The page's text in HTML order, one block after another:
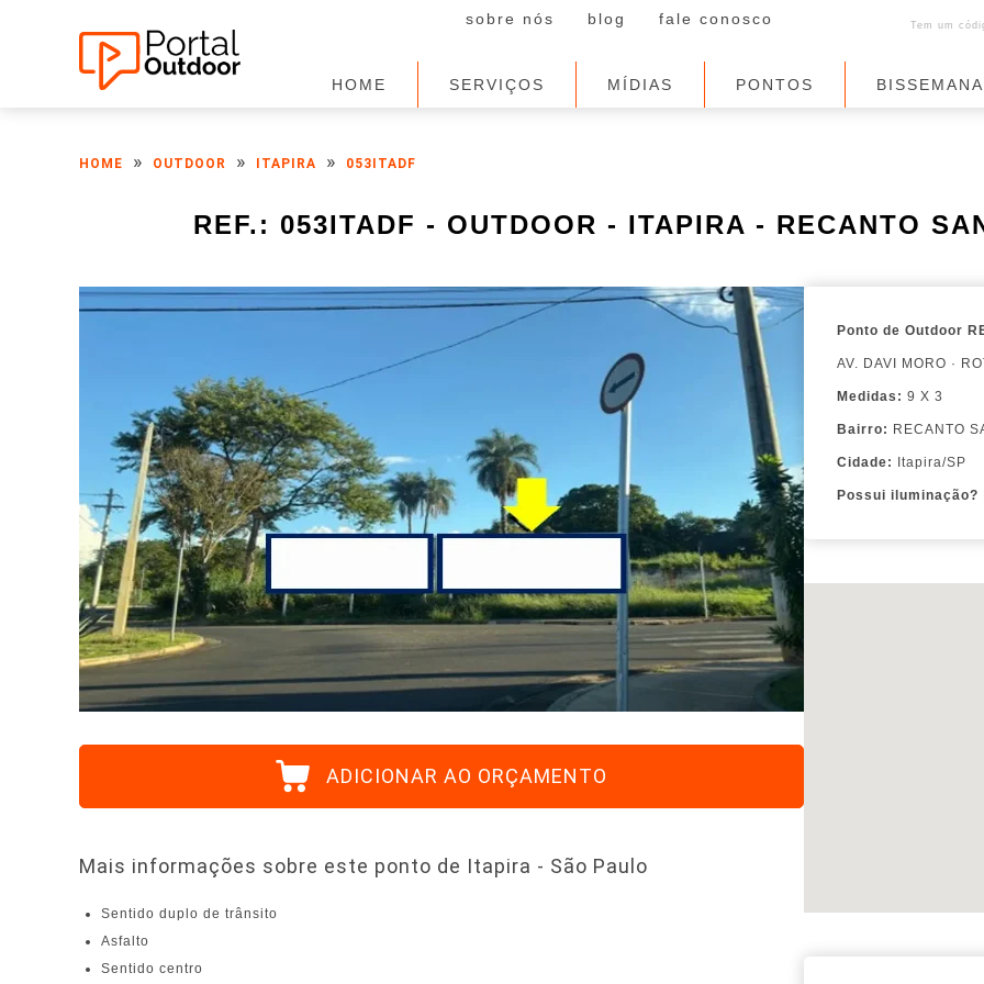
Tem um
sobre nós blog fale conosco
HOME SERVIÇOS MÍDIAS PONTOS
HOME » OUTDOOR » ITAPIRA » 053ITADF
REF.: 053ITADF - OUTDOOR - ITAPIRA - RECANTO
ADICIONAR AO ORÇAMENTO
Mais informações sobre este ponto de Itapira - São Paulo
Sentido duplo de trânsito
Asfalto
Sentido centro
Ponto de Outdoor
AV. DAVI MORO ·
Medidas: 9 X 3
Bairro: RECANTO
Cidade: Itapira/SP
Possui iluminação?